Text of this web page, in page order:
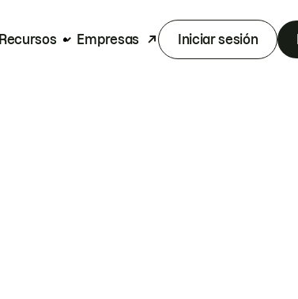
Recursos Empresas Iniciar sesión